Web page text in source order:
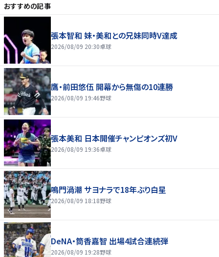
おすすめの記事
張本智和 妹・美和との兄妹同時V達成
2026/08/09 20:30卓球
鷹・前田悠伍 開幕から無傷の10連勝
2026/08/09 19:46野球
張本美和 日本開催チャンピオンズ初V
2026/08/09 19:36卓球
鳴門渦潮 サヨナラで18年ぶり白星
2026/08/09 18:18野球
DeNA・筒香嘉智 出場4試合連続弾
2026/08/09 19:28野球